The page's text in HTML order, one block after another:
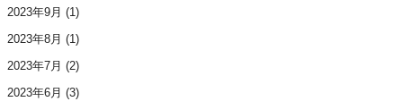
2023年9月 (1)
2023年8月 (1)
2023年7月 (2)
2023年6月 (3)